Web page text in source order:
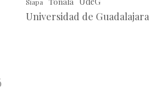
Universidad de Guadalajara